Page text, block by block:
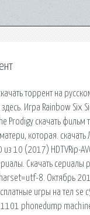
торрент на
Игра Rainbow Six
Prоdigу скачать фильм
которая. скачать
10 (2017) HDTVRip-
Скачать сериалы
8. Октябрь
игры на тел se
phonedump